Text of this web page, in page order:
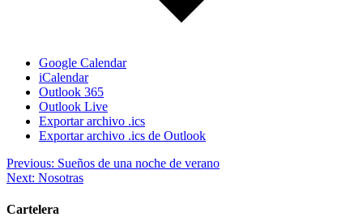
Google Calendar
iCalendar
Outlook 365
Outlook Live
Exportar archivo .ics
Exportar archivo .ics de Outlook
Navegación
de
entradas
Previous: Sueños de una noche de verano
Next: Nosotras
Cartelera